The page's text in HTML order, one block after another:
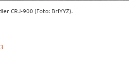
CRJ-900 (Foto: BriYYZ).